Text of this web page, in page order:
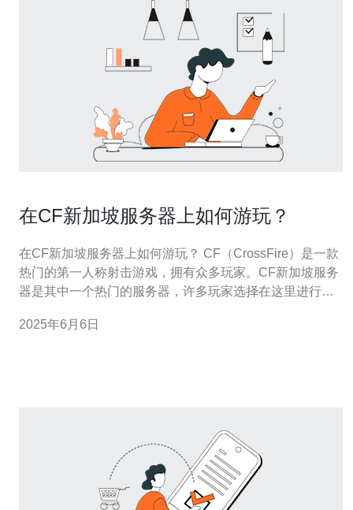
在CF新加坡服务器上如何游玩？
在CF新加坡服务器上如何游玩？ CF（CrossFire）是一款
热门的第一人称射击游戏，拥有众多玩家。CF新加坡服务
器是其中一个热门的服务器，许多玩家选择在这里进行游
需要注册一个CF账号。前往CF的官方网站，在注册界面
2025年6月6日